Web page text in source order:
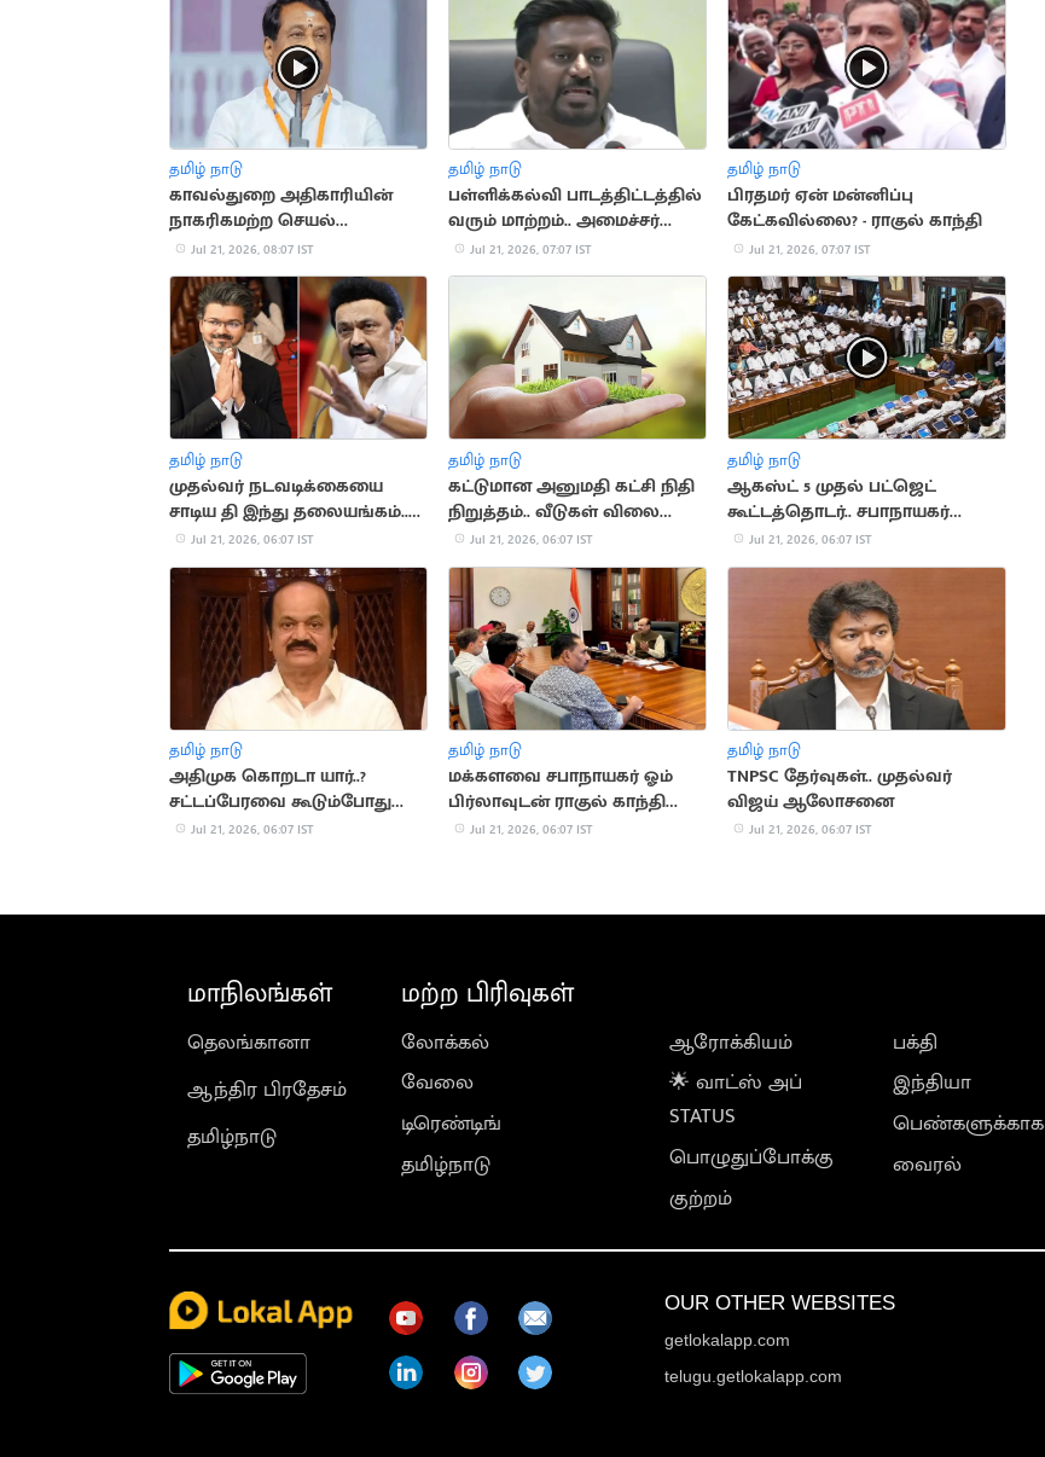
தமிழ் நாடு
காவல்துறை அதிகாரியின்
நாகரிகமற்ற செயல்
கண்டிக்கத்தக்கது: நயினார்
Jul 21, 2026, 08:07 IST
தமிழ் நாடு
பள்ளிக்கல்வி பாடத்திட்டத்தில்
வரும் மாற்றம்.. அமைச்சர்
ராஜ்மோகன் ஆலோசனை
Jul 21, 2026, 07:07 IST
தமிழ் நாடு
பிரதமர் ஏன் மன்னிப்பு
கேட்கவில்லை? - ராகுல் காந்தி
Jul 21, 2026, 07:07 IST
தமிழ் நாடு
முதல்வர் நடவடிக்கையை
சாடிய தி இந்து தலையங்கம்..
மு.க.ஸ்டாலின்
Jul 21, 2026, 06:07 IST
தமிழ் நாடு
கட்டுமான அனுமதி கட்சி நிதி
நிறுத்தம்.. வீடுகள் விலை
குறைகிறது
Jul 21, 2026, 06:07 IST
தமிழ் நாடு
ஆகஸ்ட் 5 முதல் பட்ஜெட்
கூட்டத்தொடர்.. சபாநாயகர்
அறிவிப்பு
Jul 21, 2026, 06:07 IST
தமிழ் நாடு
அதிமுக கொறடா யார்..?
சட்டப்பேரவை கூடும்போது
அறிவிப்பு
Jul 21, 2026, 06:07 IST
தமிழ் நாடு
மக்களவை சபாநாயகர் ஓம்
பிர்லாவுடன் ராகுல் காந்தி
சந்திப்பு
Jul 21, 2026, 06:07 IST
தமிழ் நாடு
TNPSC தேர்வுகள்.. முதல்வர்
விஜய் ஆலோசனை
Jul 21, 2026, 06:07 IST
மாநிலங்கள்
தெலங்கானா
ஆந்திர பிரதேசம்
தமிழ்நாடு
மற்ற பிரிவுகள்
லோக்கல்
வேலை
டிரெண்டிங்
தமிழ்நாடு
ஆரோக்கியம்
🌟 வாட்ஸ் அப்
STATUS
பொழுதுப்போக்கு
குற்றம்
பக்தி
இந்தியா
பெண்களுக்காக
வைரல்
OUR OTHER WEBSITES
getlokalapp.com
telugu.getlokalapp.com